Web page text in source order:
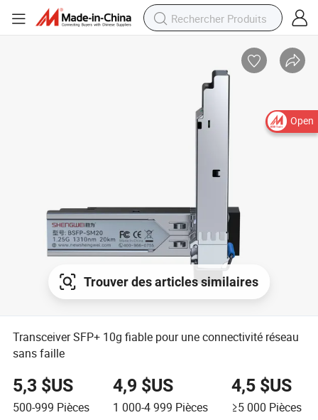
Open
Trouver des articles similaires
Transceiver SFP+ 10g fiable pour une connectivité réseau
sans faille
5,3 $US
500-999 Pièces
4,9 $US
1 000-4 999 Pièces
4,5 $US
≥5 000 Pièces